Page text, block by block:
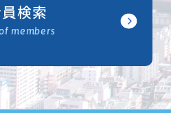
検索
members